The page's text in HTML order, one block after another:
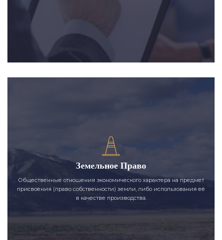
Земельное Право
Общественные отношения экономического характера на предмет
присвоения (право собственности) земли, либо использования её
в качестве производства.